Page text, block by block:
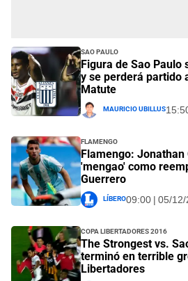
Sao Paulo
Figura de Sao
y se perderá partido
Matute
Mauricio Ubillus
Flamengo
Flamengo:
'mengao' como
Guerrero
Líbero09:00 | 05/12/
Copa Libertadores 2016
The Strongest vs.
terminó en terrible
Libertadores